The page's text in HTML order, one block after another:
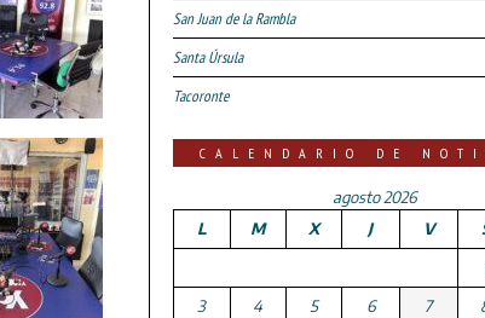
San Juan de la Rambla
Santa Úrsula
Tacoronte
CALENDARIO DE
agosto 2026
L
M X J V
3
4 5 6 7